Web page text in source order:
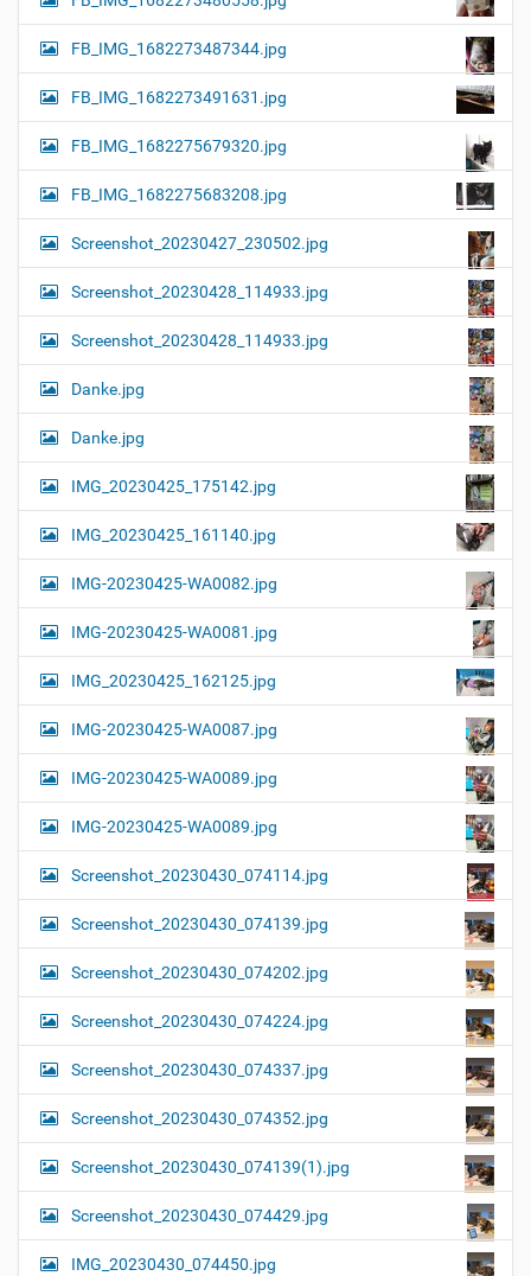
FB_IMG_1682273487344.jpg
FB_IMG_1682273491631.jpg
FB_IMG_1682275679320.jpg
FB_IMG_1682275683208.jpg
Screenshot_20230427_230502.jpg
Screenshot_20230428_114933.jpg
Screenshot_20230428_114933.jpg
Danke.jpg
Danke.jpg
IMG_20230425_175142.jpg
IMG_20230425_161140.jpg
IMG-20230425-WA0082.jpg
IMG-20230425-WA0081.jpg
IMG_20230425_162125.jpg
IMG-20230425-WA0087.jpg
IMG-20230425-WA0089.jpg
IMG-20230425-WA0089.jpg
Screenshot_20230430_074114.jpg
Screenshot_20230430_074139.jpg
Screenshot_20230430_074202.jpg
Screenshot_20230430_074224.jpg
Screenshot_20230430_074337.jpg
Screenshot_20230430_074352.jpg
Screenshot_20230430_074139(1).jpg
Screenshot_20230430_074429.jpg
IMG_20230430_074450.jpg